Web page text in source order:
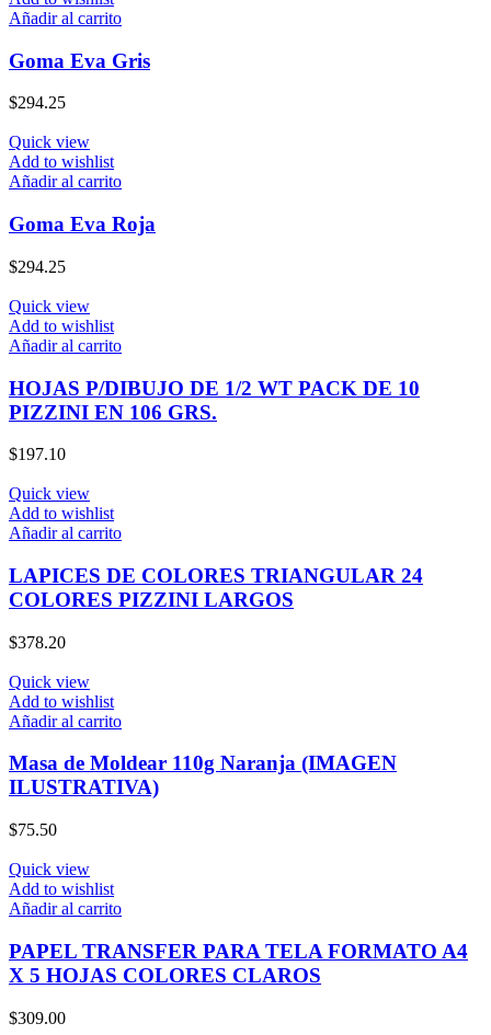
Añadir al carrito
Goma Eva Gris
$294.25
Quick view
Add to wishlist
Añadir al carrito
Goma Eva Roja
$294.25
Quick view
Add to wishlist
Añadir al carrito
HOJAS P/DIBUJO DE 1/2 WT PACK DE 10
PIZZINI EN 106 GRS.
$197.10
Quick view
Add to wishlist
Añadir al carrito
LAPICES DE COLORES TRIANGULAR 24
COLORES PIZZINI LARGOS
$378.20
Quick view
Add to wishlist
Añadir al carrito
Masa de Moldear 110g Naranja (IMAGEN
ILUSTRATIVA)
$75.50
Quick view
Add to wishlist
Añadir al carrito
PAPEL TRANSFER PARA TELA FORMATO A4
X 5 HOJAS COLORES CLAROS
$309.00